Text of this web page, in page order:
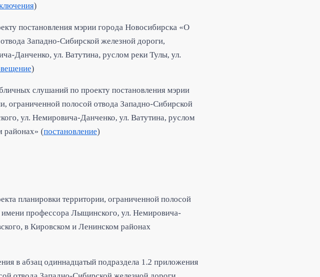
)
постановления мэрии города Новосибирска «О
Западно-Сибирской железной дороги,
Данченко, ул. Ватутина, руслом реки Тулы, ул.
)
слушаний по проекту постановления мэрии
ограниченной полосой отвода Западно-Сибирской
ул. Немировича-Данченко, ул. Ватутина, руслом
районах» (постановление)
планировки территории, ограниченной полосой
профессора Лыщинского, ул. Немировича-
в Кировском и Ленинском районах
в абзац одиннадцатый подраздела 1.2 приложения